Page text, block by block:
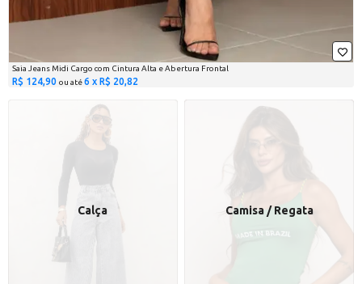
Saia Jeans Midi Cargo com Cintura Alta e Abertura Frontal
R$ 124,90 ou até6 x R$ 20,82
Calça Camisa / Regata